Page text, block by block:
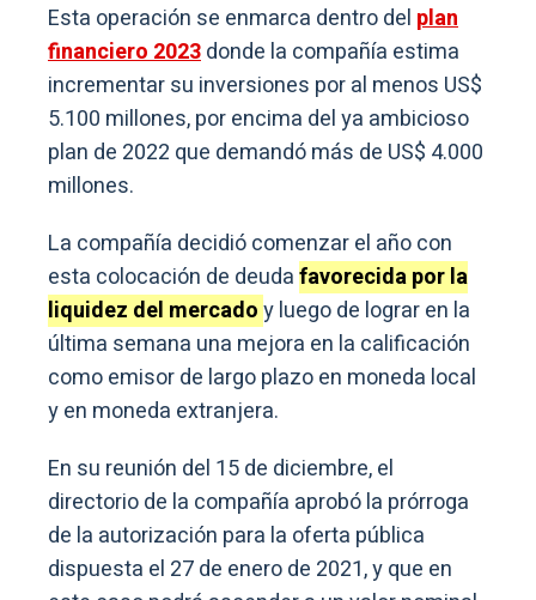
Esta operación se enmarca dentro del plan
financiero 2023donde la compañía estima
incrementar su inversiones por al menos US$
5.100 millones, por encima del ya ambicioso
plan de 2022 que demandó más de US$ 4.000
millones.
La compañía decidió comenzar el año con
esta colocación de deudafavorecida por la
liquidez del mercadoy luego de lograr en la
última semana una mejora en la calificación
como emisor de largo plazo en moneda local
y en moneda extranjera.
En su reunión del 15 de diciembre, el
directorio de la compañía aprobó la prórroga
de la autorización para la oferta pública
dispuesta el 27 de enero de 2021, y que en